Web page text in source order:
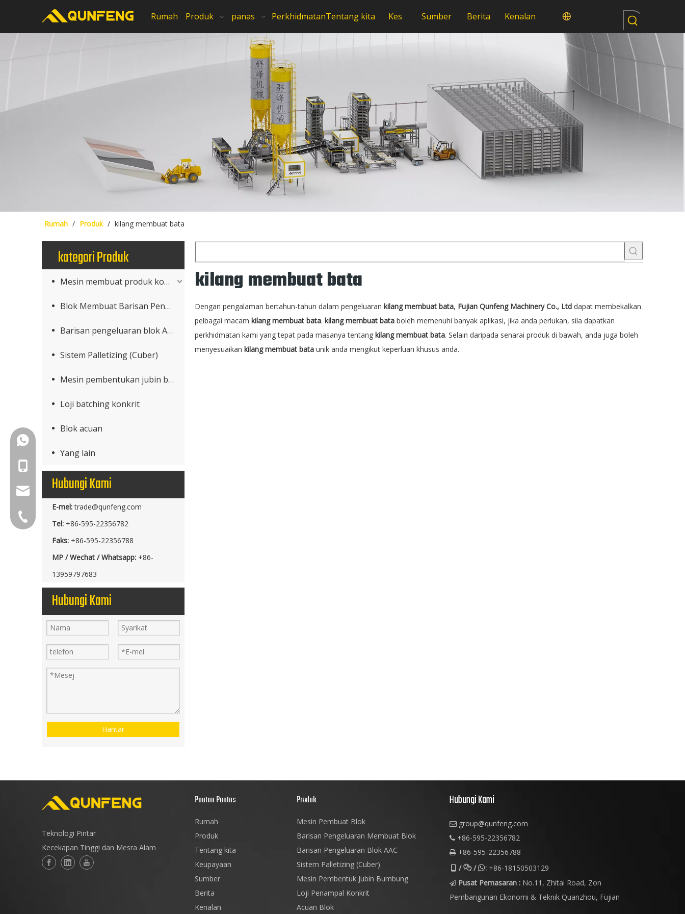
Rumah Produk panas PerkhidmatanTentang kita Kes Sumber Berita Kenalan
Rumah / Produk / kilang membuat bata
kategori Produk
Mesin membuat produk konkrit
Blok Membuat Barisan Pengeluaran
Barisan pengeluaran blok AAC
Sistem Palletizing (Cuber)
Mesin pembentukan jubin bumbung
Loji batching konkrit
Blok acuan
Yang lain
Hubungi Kami
E-mel: trade@qunfeng.com
Tel: +86-595-22356782
Faks: +86-595-22356788
MP / Wechat / Whatsapp: +86-
13959797683
Hubungi Kami
Hantar
kilang membuat bata
Dengan pengalaman bertahun-tahun dalam pengeluaran kilang membuat bata, Fujian Qunfeng Machinery Co., Ltd dapat membekalkan
pelbagai macam kilang membuat bata. kilang membuat bata boleh memenuhi banyak aplikasi, jika anda perlukan, sila dapatkan
perkhidmatan kami yang tepat pada masanya tentang kilang membuat bata. Selain daripada senarai produk di bawah, anda juga boleh
menyesuaikan kilang membuat bata unik anda mengikut keperluan khusus anda.
group@qunfeng.com
Teknologi Pintar
Kecekapan Tinggi dan Mesra Alam
Pautan Pantas
Rumah
Produk
Tentang kita
Keupayaan
Sumber
Berita
Kenalan
Produk
Mesin Pembuat Blok
Barisan Pengeluaran Membuat Blok
Barisan Pengeluaran Blok AAC
Sistem Palletizing (Cuber)
Mesin Pembentuk Jubin Bumbung
Loji Penampal Konkrit
Acuan Blok
Hubungi Kami
 group@qunfeng.com
 +86-595-22356782
 +86-595-22356788
//: +86-18150503129
 Pusat Pemasaran : No.11, Zhitai Road, Zon
Pembangunan Ekonomi & Teknik Quanzhou, Fujian